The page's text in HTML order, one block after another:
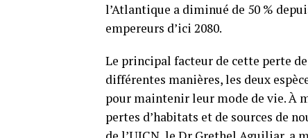
l’Atlantique a diminué de 50 %
empereurs d’ici 2080.
Le principal facteur de cette perte
différentes manières, les deux
pour maintenir leur mode de vie. À
pertes d’habitats et de sources de